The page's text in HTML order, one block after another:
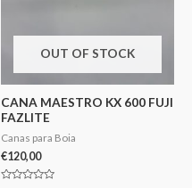
OUT OF STOCK
CANA MAESTRO KX 600 FUJI
FAZLITE
Canas para Boia
€120,00